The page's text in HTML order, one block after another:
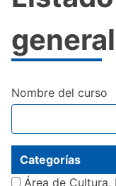
Nombre del curso
Categorías
Área de